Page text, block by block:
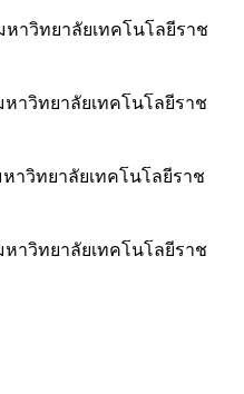
วิทยาลัยเทคโนโลยีราช
าวิทยาลัยเทคโนโลยีราช
วิทยาลัยเทคโนโลยีราช
ทยาลัยเทคโนโลยีราช